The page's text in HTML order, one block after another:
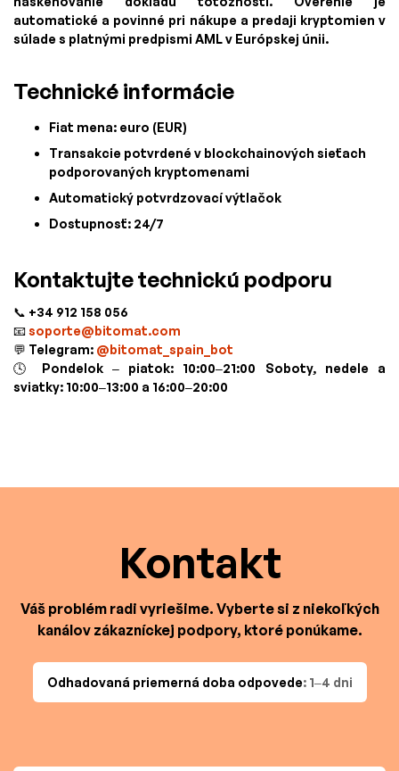
automatické a povinné pri nákupe a predaji kryptomien v
súlade s platnými predpismi AML v Európskej únii.
Technické informácie
Fiat mena: euro (EUR)
Transakcie potvrdené v blockchainových sieťach
podporovaných kryptomenami
Automatický potvrdzovací výtlačok
Dostupnosť: 24/7
Kontaktujte technickú podporu
📞 +34 912 158 056
📧soporte@bitomat.com
💬 Telegram: @bitomat_spain_bot
🕓 Pondelok – piatok: 10:00–21:00 Soboty, nedele a
sviatky: 10:00–13:00 a 16:00–20:00
Kontakt
Váš problém radi vyriešime. Vyberte si z niekoľkých
kanálov zákazníckej podpory, ktoré ponúkame.
Odhadovaná priemerná doba odpovede: 1–4 dni